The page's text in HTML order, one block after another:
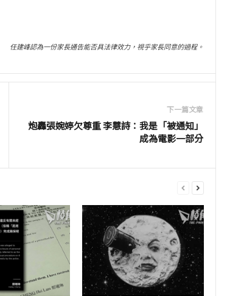
任建峰認為一份家長通告能否具法律效力，視乎家長同意的過程。
下一篇文章
炮轟張婉婷欠尊重 李慧詩：我是「被通知」
成為電影一部分